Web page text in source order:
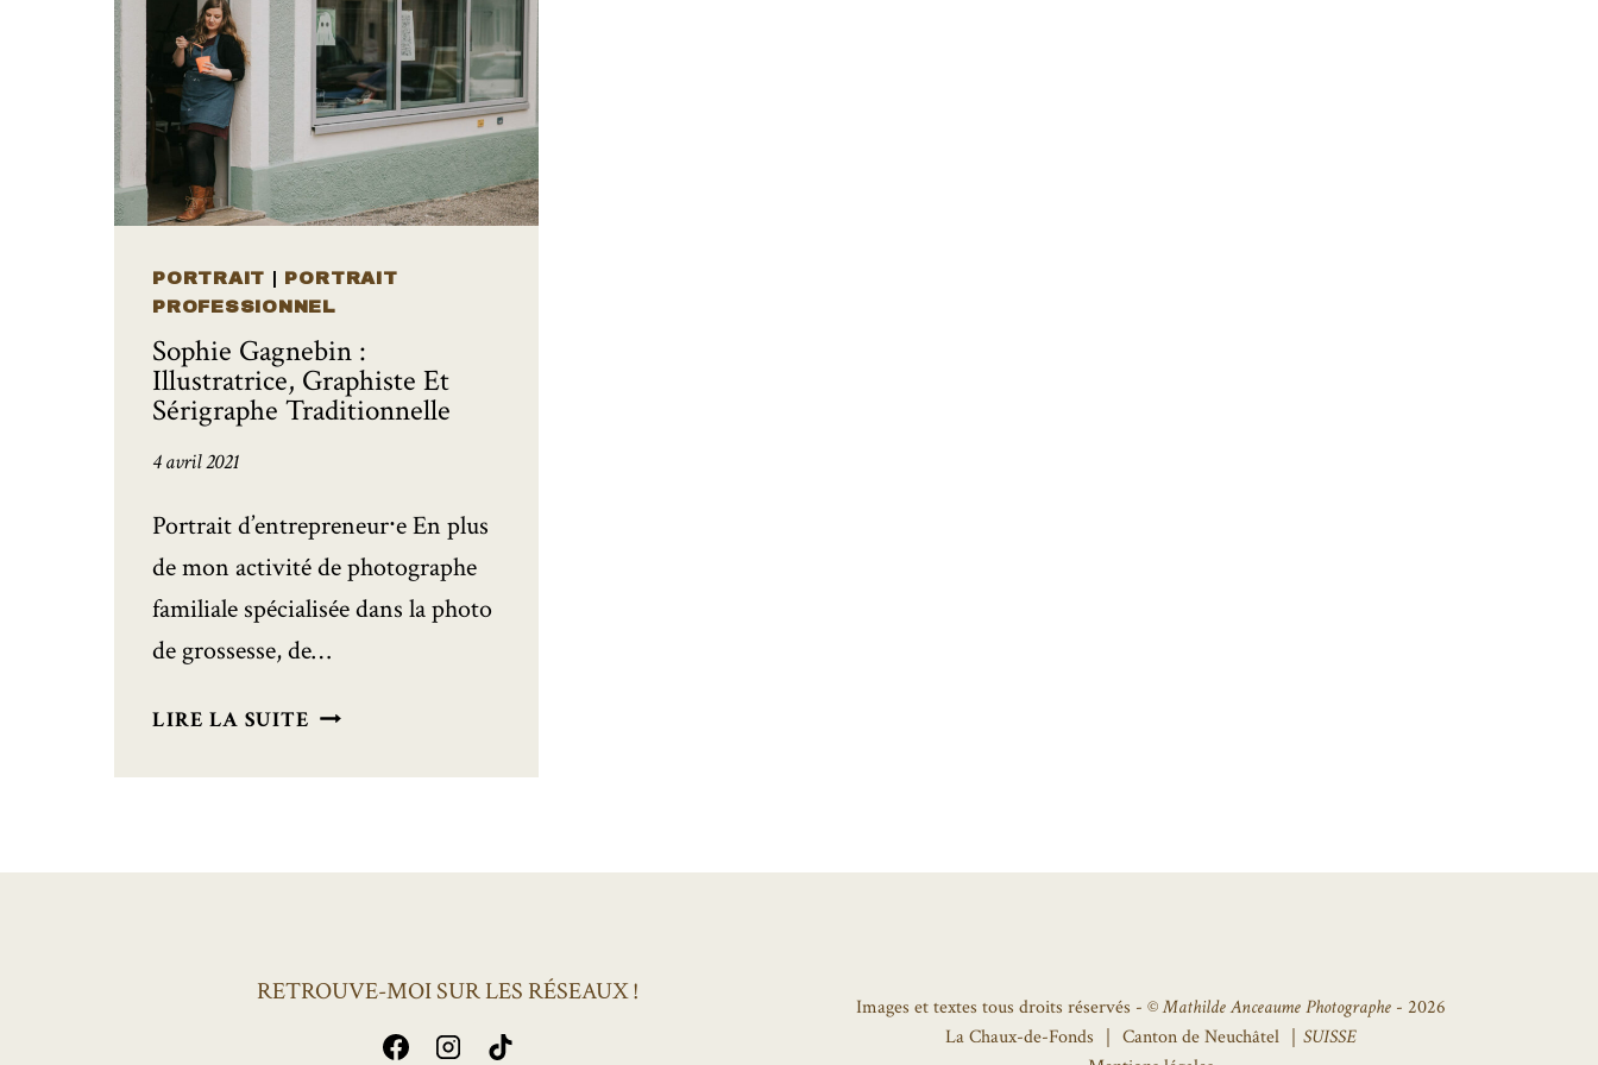
PORTRAIT | PORTRAIT
PROFESSIONNEL
Sophie Gagnebin :
Illustratrice, Graphiste Et
Sérigraphe Traditionnelle
4 avril 2021
Portrait d’entrepreneur⸱e En plus
de mon activité de photographe
familiale spécialisée dans la photo
de grossesse, de…
LIRE LA SUITE SOPHIE
:
ET
RETROUVE-MOI SUR LES RÉSEAUX !
Images et textes tous droits réservés - ©Mathilde Anceaume Photographe- 2026
La Chaux-de-Fonds ｜ Canton de Neuchâtel ｜ SUISSE